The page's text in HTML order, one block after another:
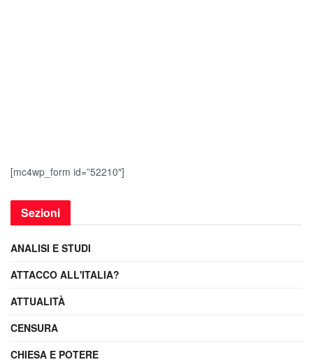
[mc4wp_form id=”52210″]
Sezioni
ANALISI E STUDI
ATTACCO ALL'ITALIA?
ATTUALITÀ
CENSURA
CHIESA E POTERE